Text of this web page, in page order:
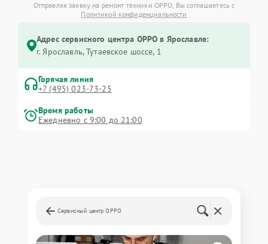
Отправляя заявку на ремонт техники OPPO, Вы соглашаетесь с
Политикой конфиденциальности
Адрес сервисного центра OPPO в Ярославле:
г. Ярославль, Тутаевское шоссе, 1
Горячая линия
+7 (495) 023-73-25
Время работы
Ежедневно с 9:00 до 21:00
Сервисный центр OPPO